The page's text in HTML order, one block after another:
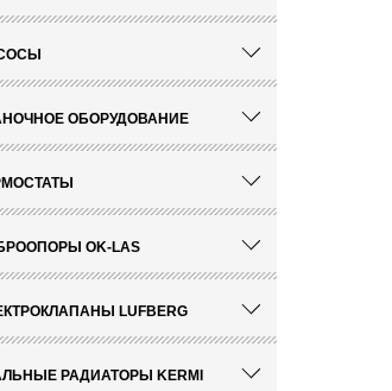
ОБОРУДОВАНИЕ
OK-LAS
LUFBERG
РАДИАТОРЫ KERMI